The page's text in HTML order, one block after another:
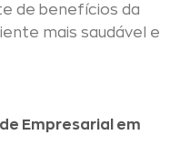
de benefícios da
mais saudável e
Empresarial em